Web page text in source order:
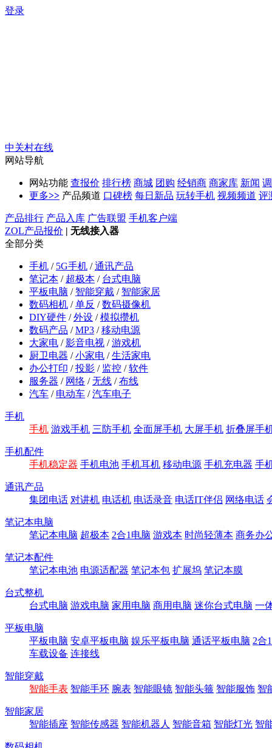
登录
中关村在线
网站导航
网站功能 查报价 排行榜 商城 团购 经销商 商家库 新闻
更多>> 产品频道 口碑榜 每日新品 玩转手机 视频频道 评
产品排行 产品入库 广告联盟 手机客户端
ZOL产品报价 | 无线接入器
全部分类
手机 / 5G手机 /通讯产品
笔记本 / 超极本 / 台式电脑
平板电脑 / 智能穿戴 / 智能家居
数码相机 /单反 /数码摄像机
DIY硬件 /外设 /模拟攒机
数码产品 /MP3 /移动电源
大家电 /影音电视 /游戏机
厨卫电器 /小家电 /生活家电
办公打印 /投影 / 监控 /软件
服务器 / 网络 /无线 /布线
汽车 / 电动车 /汽车电子
手机
手机 游戏手机 三防手机 全面屏手机 大屏手机 折叠屏手
手机配件
手机稳定器 手机电池 手机耳机 移动电源 手机充电器 手
通讯产品
集团电话 对讲机 电话机 电话录音 电话IT伴侣 网络电话
笔记本电脑
笔记本电脑 超极本 2合1电脑 游戏本 时尚轻薄本 商务办
笔记本配件
笔记本电池 电源适配器 笔记本包 扩展坞 笔记本膜
台式整机
台式电脑 游戏电脑 家用电脑 商用电脑 迷你台式电脑 一
平板电脑
平板电脑 安卓平板电脑 娱乐平板电脑 通话平板电脑 2合
车载设备 连接线
智能穿戴
智能手表 智能手环 腕表 智能眼镜 智能头箍 智能服饰 智
智能家居
智能插座 智能传感器 智能机器人 智能音箱 智能灯光 智